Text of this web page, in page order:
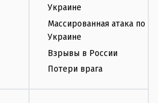
Украине
Массированная атака по
Украине
Взрывы в России
Потери врага